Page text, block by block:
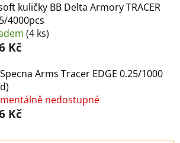
kuličky BB Delta Armory TRACER
4000pcs
(4 ks)
Kč
Arms Tracer EDGE 0.25/1000
nedostupné
Kč